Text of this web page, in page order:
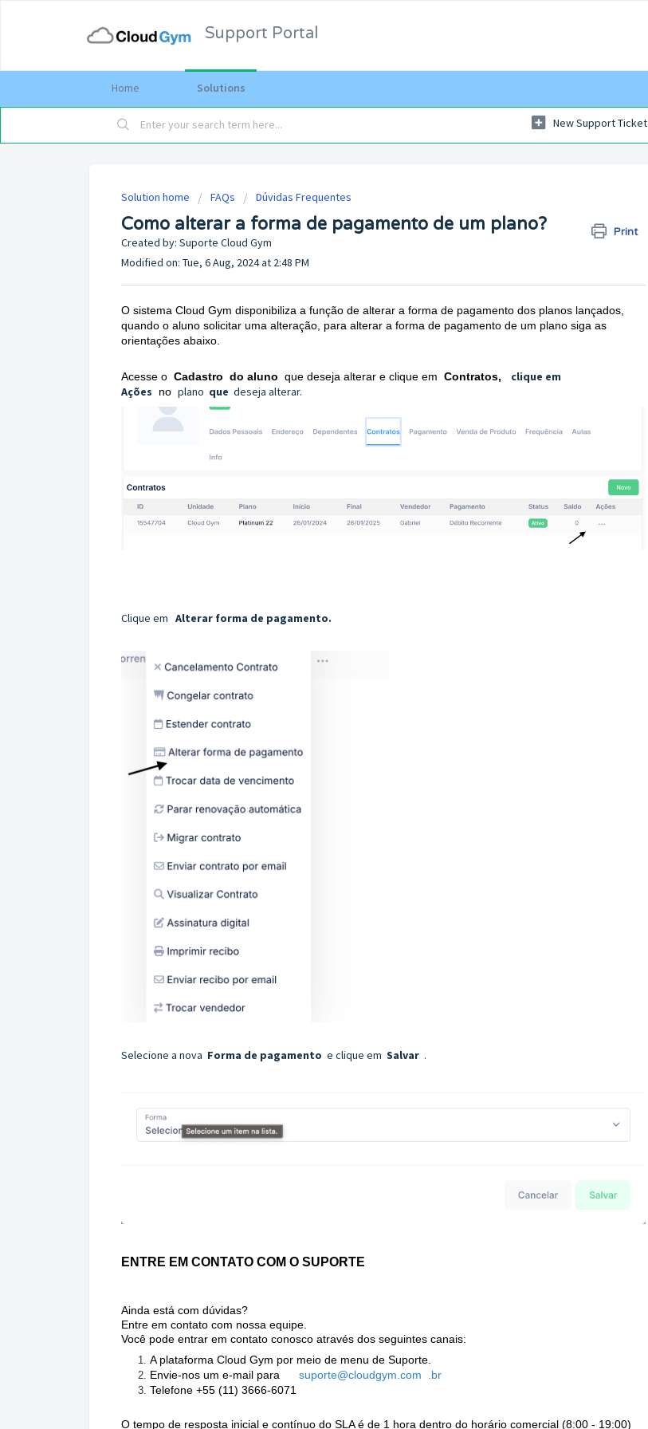
Support Portal
Home Solutions
New Support Ticket
Solution home FAQs Dúvidas Frequentes
Como alterar a forma de pagamento de um plano? Print
Created by: Suporte Cloud Gym
Modified on: Tue, 6 Aug, 2024 at 2:48 PM
O sistema Cloud Gym disponibiliza a função de alterar a forma de pagamento dos planos lançados,
quando o aluno solicitar uma alteração, para alterar a forma de pagamento de um plano siga as
orientações abaixo.
Acesse o Cadastro do aluno que deseja alterar e clique em Contratos, clique em
Ações no plano que deseja alterar.
Clique em Alterar forma de pagamento.
Selecione a nova Forma de pagamento e clique em Salvar .
ENTRE EM CONTATO COM O SUPORTE
Ainda está com dúvidas?
Entre em contato com nossa equipe.
Você pode entrar em contato conosco através dos seguintes canais:
A plataforma Cloud Gym por meio de menu de Suporte.
Envie-nos um e-mail para suporte@cloudgym.com .br
Telefone +55 (11) 3666-6071
O tempo de resposta inicial e contínuo do SLA é de 1 hora dentro do horário comercial (8:00 - 19:00)